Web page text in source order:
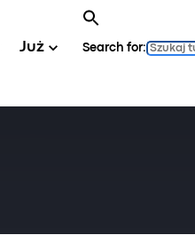
Już Search for: